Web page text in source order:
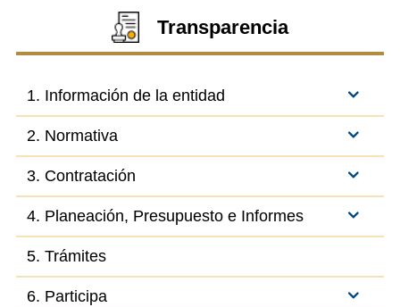
Transparencia
1. Información de la entidad
2. Normativa
3. Contratación
4. Planeación, Presupuesto e Informes
5. Trámites
6. Participa